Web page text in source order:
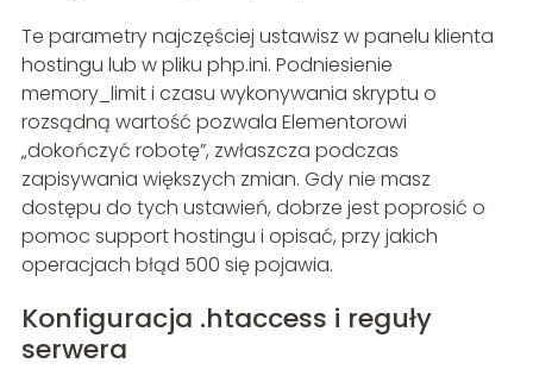
Te parametry najczęściej ustawisz w panelu klienta
hostingu lub w pliku php.ini. Podniesienie
memory_limit i czasu wykonywania skryptu o
rozsądną wartość pozwala Elementorowi
„dokończyć robotę”, zwłaszcza podczas
zapisywania większych zmian. Gdy nie masz
dostępu do tych ustawień, dobrze jest poprosić o
pomoc support hostingu i opisać, przy jakich
operacjach błąd 500 się pojawia.
Konfiguracja .htaccess i reguły
serwera